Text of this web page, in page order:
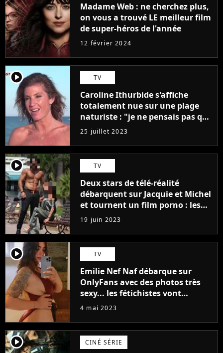
Madame Web : ne cherchez plus,
on vous a trouvé LE meilleur film
de super-héros de l'année
12 février 2024
player2 TV
Caroline Ithurbide s'affiche
totalement nue sur une plage
naturiste : "je ne pensais pas que
j'arriverais à le faire..."
25 juillet 2023
player2 TV
Deux stars de télé-réalité
débarquent sur Jacquie et Michel
et tournent un film porno : les
premières images du tournage
(exclu)
19 juin 2023
player2 TV
Emilie Nef Naf débarque sur
OnlyFans avec des photos très
sexy... les fétichistes vont
prendre leur pied !
4 mai 2023
player2 CINÉ SÉRIE